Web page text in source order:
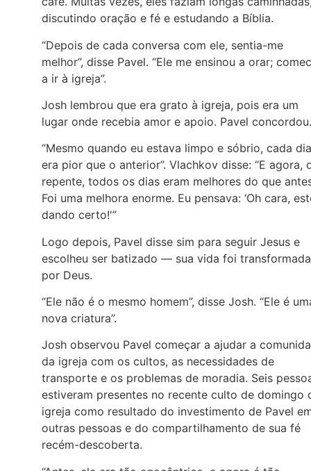
discutindo oração e fé e estudando a Bíblia.
“Depois de cada conversa com ele, sentia-me
melhor”, disse Pavel. “Ele me ensinou a orar;
a ir à igreja”.
Josh lembrou que era grato à igreja, pois era um
lugar onde recebia amor e apoio. Pavel concordou.
“Mesmo quando eu estava limpo e sóbrio, cada dia
era pior que o anterior”. Vlachkov disse: “E agora,
repente, todos os dias eram melhores do que
Foi uma melhora enorme. Eu pensava: ‘Oh cara,
dando certo!'”
Logo depois, Pavel disse sim para seguir Jesus e
escolheu ser batizado — sua vida foi transformada
por Deus.
“Ele não é o mesmo homem”, disse Josh. “Ele é
nova criatura”.
Josh observou Pavel começar a ajudar a
da igreja com os cultos, as necessidades de
transporte e os problemas de moradia. Seis
estiveram presentes no recente culto de domingo
igreja como resultado do investimento de Pavel
outras pessoas e do compartilhamento de sua fé
recém-descoberta.